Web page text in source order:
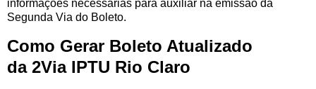
informações necessárias para auxiliar na emissão da
Segunda Via do Boleto.
Como Gerar Boleto Atualizado
da 2Via IPTU Rio Claro